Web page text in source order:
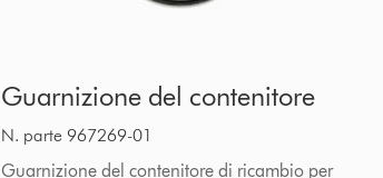
del
contenitore
Guarnizione del contenitore
N. parte 967269-01
Guarnizione del contenitore di ricambio per